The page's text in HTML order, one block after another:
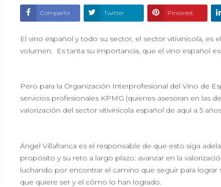
Compartir Twitter Pinterest
El vino español y todo su sector, el sector vitivinícola,
volumen. Es tanta su importancia, que el vino español
Pero para la Organización Interprofesional del Vino de
servicios profesionales KPMG (quienes asesoran en las
valorización del sector vitivinícola español de aquí a 5
Ángel Villafranca es el responsable de que esto siga
propósito y su reto a largo plazo: avanzar en la
luchando por encontrar el camino que seguir para
que quiere ser y el cómo lo han logrado.